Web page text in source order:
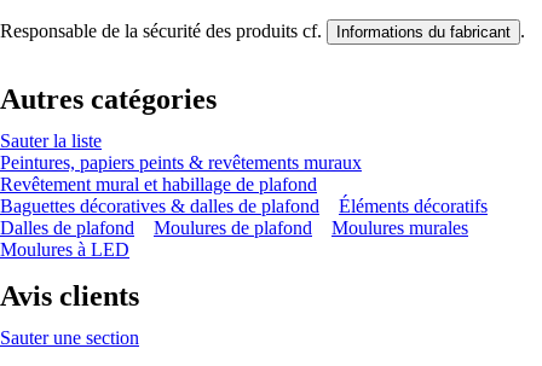
Responsable de la sécurité des produits cf. Informations du fabricant .
Autres catégories
Sauter la liste
Peintures, papiers peints & revêtements muraux
Revêtement mural et habillage de plafond
Baguettes décoratives & dalles de plafond
Éléments décoratifs
Dalles de plafond
Moulures de plafond
Moulures murales
Moulures à LED
Avis clients
Sauter une section